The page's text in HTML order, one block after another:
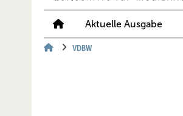
Aktuelle Ausgabe
VDBW